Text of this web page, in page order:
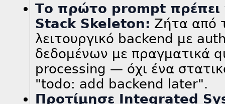
Το πρώτο prompt πρέπει
Stack Skeleton: Ζήτα από
λειτουργικό backend με
δεδομένων με πραγματικά
processing — όχι ένα
"todo: add backend later".
Προτίμησε Integrated